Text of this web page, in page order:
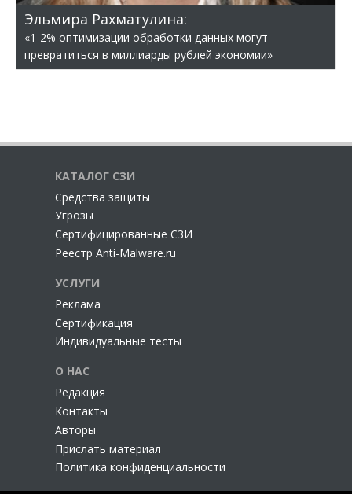
Эльмира Рахматулина:
«1-2% оптимизации обработки данных могут
превратиться в миллиарды рублей экономии»
КАТАЛОГ СЗИ
Cредства защиты
Угрозы
Сертифицированные СЗИ
Реестр Anti-Malware.ru
УСЛУГИ
Реклама
Сертификация
Индивидуальные тесты
О НАС
Редакция
Контакты
Авторы
Прислать материал
Политика конфиденциальности